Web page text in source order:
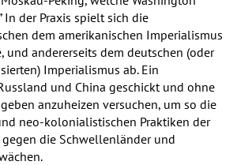
In der Praxis spielt sich die
dem amerikanischen Imperialismus
und andererseits dem deutschen (oder
Imperialismus ab. Ein
und China geschickt und ohne
anzuheizen versuchen, um so die
neo-kolonialistischen Praktiken der
die Schwellenländer und